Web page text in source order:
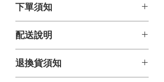
本產品僅供室內使用
色上的誤差，以實際收到貨樣為
準。
收到產品後發現有外觀損毀瑕疵請
下單須知
賣場發票皆由平台官方代開，若需
要開立統一編號及抬頭，請在結帳
統編，電話)。
配送說明
時間: 訂單成立後三天內出貨，到貨
時間以貨運公司時間為主(不含缺貨
退換貨須知